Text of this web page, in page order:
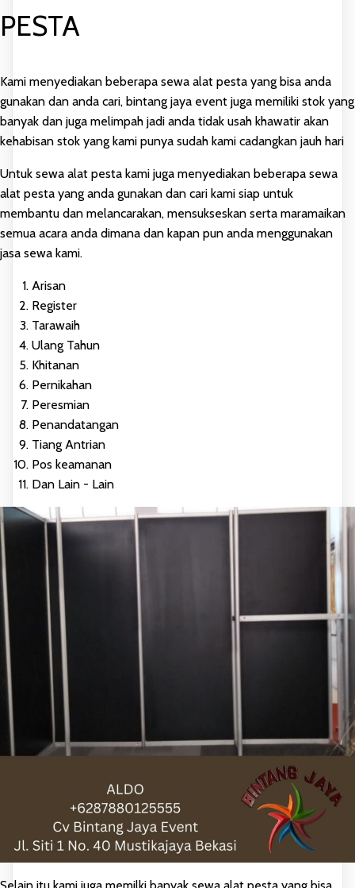
PESTA
Kami menyediakan beberapa sewa alat pesta yang bisa anda
gunakan dan anda cari, bintang jaya event juga memiliki stok yang
banyak dan juga melimpah jadi anda tidak usah khawatir akan
kehabisan stok yang kami punya sudah kami cadangkan jauh hari
Untuk sewa alat pesta kami juga menyediakan beberapa sewa
alat pesta yang anda gunakan dan cari kami siap untuk
membantu dan melancarakan, mensukseskan serta maramaikan
semua acara anda dimana dan kapan pun anda menggunakan
jasa sewa kami.
Arisan
Register
Tarawaih
Ulang Tahun
Khitanan
Pernikahan
Peresmian
Penandatangan
Tiang Antrian
Pos keamanan
Dan Lain - Lain